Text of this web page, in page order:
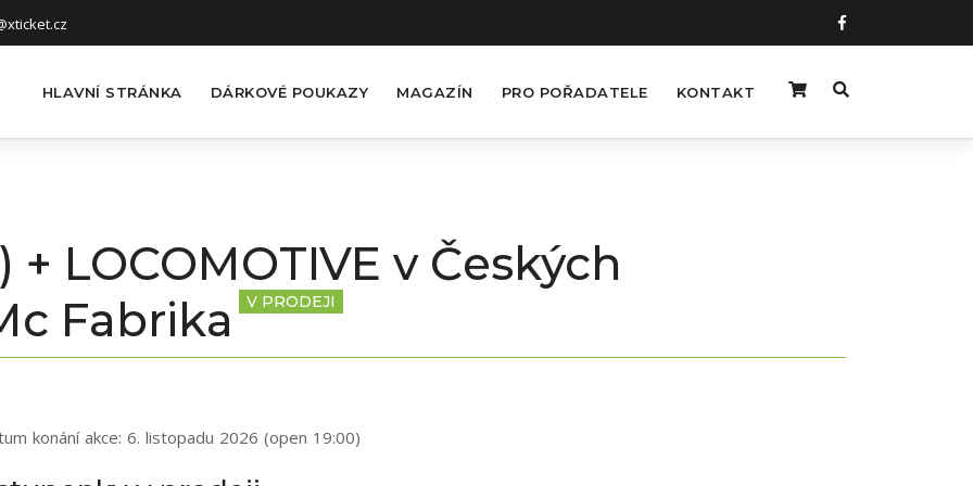
HLAVNÍ STRÁNKA DÁRKOVÉ POUKAZY MAGAZÍN PRO POŘADATELE KONTAKT
+ LOCOMOTIVE v Českých
Fabrika
V PRODEJI
konání akce: 6. listopadu 2026 (open 19:00)